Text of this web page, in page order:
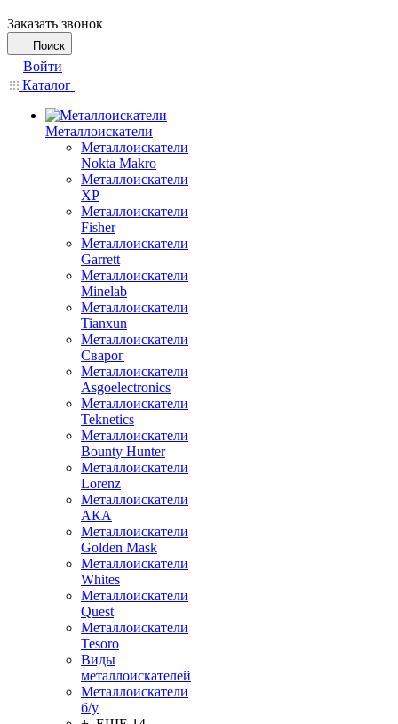
Заказать звонок
Поиск
Войти
Каталог
Металлоискатели
Металлоискатели
Nokta Makro
Металлоискатели
XP
Металлоискатели
Fisher
Металлоискатели
Garrett
Металлоискатели
Minelab
Металлоискатели
Tianxun
Металлоискатели
Сварог
Металлоискатели
Asgoelectronics
Металлоискатели
Teknetics
Металлоискатели
Bounty Hunter
Металлоискатели
Lorenz
Металлоискатели
АКА
Металлоискатели
Golden Mask
Металлоискатели
Whites
Металлоискатели
Quest
Металлоискатели
Tesoro
Виды
металлоискателей
Металлоискатели
б/у